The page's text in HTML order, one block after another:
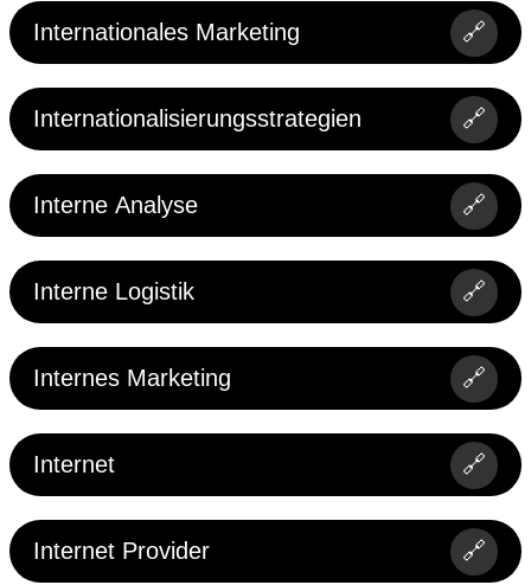
Internationales Marketing 🔗
Internationalisierungsstrategien 🔗
Interne Analyse 🔗
Interne Logistik 🔗
Internes Marketing 🔗
Internet 🔗
Internet Provider 🔗